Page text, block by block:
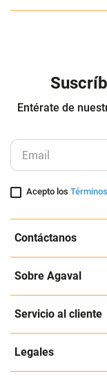
Entérate de
Acepto los
Contáctanos
Sobre Agaval
Servicio al cliente
Legales